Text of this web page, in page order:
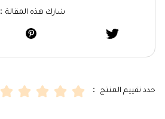
شارك هذه المقالة：
حدد تقييم المنتج ：